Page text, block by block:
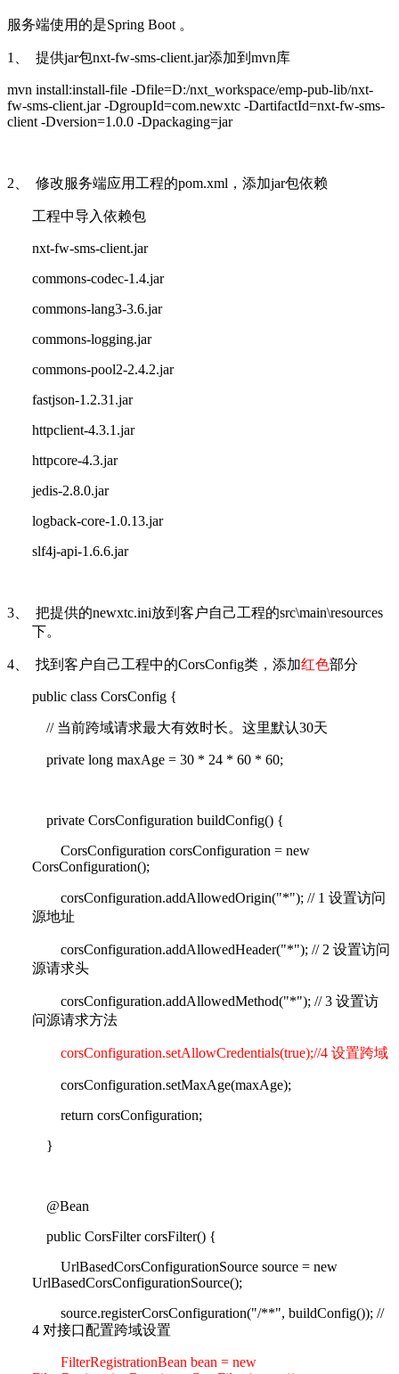
服务端使用的是Spring Boot 。
1、 提供jar包nxt-fw-sms-client.jar添加到 mvn库
mvn install:install-file -Dfile=D:/nxt_workspace/emp-pub-lib/nxt-
fw-sms-client.jar -DgroupId=com.newxtc -DartifactId=nxt-fw-sms-
client -Dversion=1.0.0 -Dpackaging=jar
2、 修改服务端应用工程的pom.xml ，添加jar包依赖
工程中导入依赖包
nxt-fw-sms-client.jar
commons-codec-1.4.jar
commons-lang3-3.6.jar
commons-logging.jar
commons-pool2-2.4.2.jar
fastjson-1.2.31.jar
httpclient-4.3.1.jar
httpcore-4.3.jar
jedis-2.8.0.jar
logback-core-1.0.13.jar
slf4j-api-1.6.6.jar
3、 把提供的newxtc.ini放到客户自己工程的src\main\resources
下。
4、 找到客户自己工程中的CorsConfig类，添加红色部分
public class CorsConfig {
// 当前跨域请求最大有效时长。这里默认30天
private long maxAge = 30 * 24 * 60 * 60;
private CorsConfiguration buildConfig() {
CorsConfiguration corsConfiguration = new
CorsConfiguration();
corsConfiguration.addAllowedOrigin("*"); // 1 设置访问
源地址
corsConfiguration.addAllowedHeader("*"); // 2 设置访问
源请求头
corsConfiguration.addAllowedMethod("*"); // 3 设置访
问源请求方法
corsConfiguration.setAllowCredentials(true);//4 设置跨域
corsConfiguration.setMaxAge(maxAge);
return corsConfiguration;
}
@Bean
public CorsFilter corsFilter() {
UrlBasedCorsConfigurationSource source = new
UrlBasedCorsConfigurationSource();
source.registerCorsConfiguration("/**", buildConfig()); //
4 对接口配置跨域设置
FilterRegistrationBean bean = new